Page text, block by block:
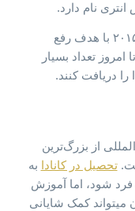
نام دارد.
برنامه مهاجرتی اکسپرس انتری از سال ۲۰۱۵ با هدف رفع
امروز تعداد بسیار
را دریافت کنند.
از بزرگ‌ترین
تحصیل در کانادا
به
فرد شود، اما آموزش
میتواند کمک شایانی